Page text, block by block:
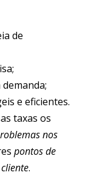
de
e eficientes.
taxas os
nos
pontos de
.